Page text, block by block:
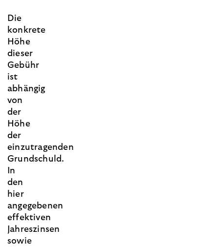
Die
konkrete
Höhe
dieser
Gebühr
ist
abhängig
von
der
Höhe
der
einzutragenden
Grundschuld.
In
den
hier
angegebenen
effektiven
Jahreszinsen
sowie